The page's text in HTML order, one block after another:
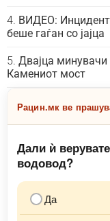
ВИДЕО: Инцидент
беше гаѓан со јајца
Двајца минувачи
Камениот мост
Рацин.мк ве
Дали ѝ
водовод?
Да